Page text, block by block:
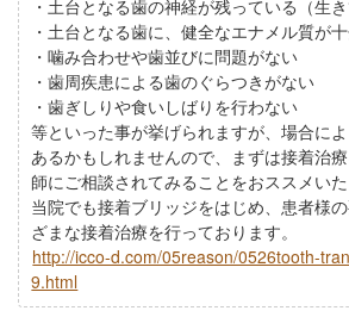
・土台となる歯の神経が残っている（生き
・土台となる歯に、健全なエナメル質が
・噛み合わせや歯並びに問題がない
・歯周疾患による歯のぐらつきがない
・歯ぎしりや食いしばりを行わない
等といった事が挙げられますが、場合に
あるかもしれませんので、まずは接着治
師にご相談されてみることをおススメいた
当院でも接着ブリッジをはじめ、患者様
ざまな接着治療を行っております。
http://icco-d.com/05reason/0526tooth-
9.html